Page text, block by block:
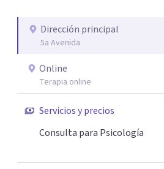
Dirección principal
5a Avenida
Online
Terapia online
Servicios y precios
Consulta para Psicología